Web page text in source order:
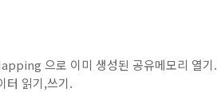
으로 이미 생성된 공유메모리 열기.
터 읽기,쓰기.